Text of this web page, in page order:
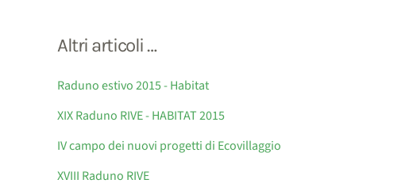
Altri articoli …
Raduno estivo 2015 - Habitat
XIX Raduno RIVE - HABITAT 2015
IV campo dei nuovi progetti di Ecovillaggio
XVIII Raduno RIVE